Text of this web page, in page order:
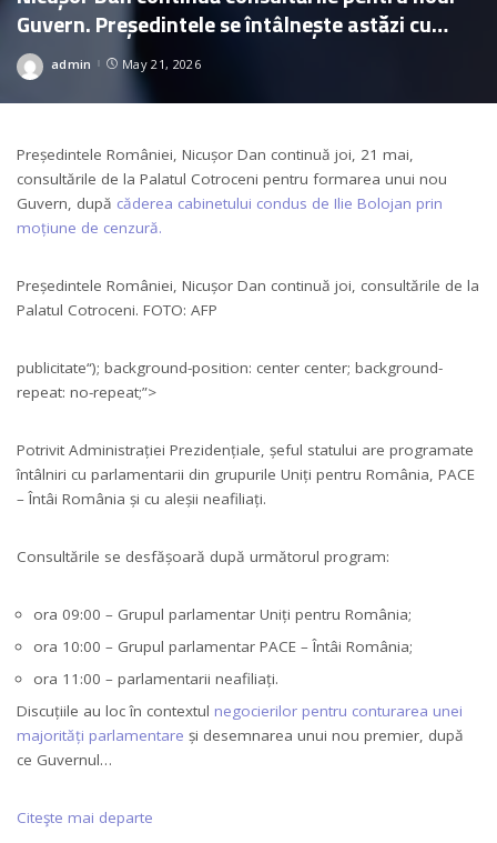
Guvern. Președintele se întâlnește astăzi cu
parlamentarii neafiliați și grupul PACE
Posted
admin May 21, 2026
Președintele României, Nicușor Dan continuă joi, 21 mai,
consultările de la Palatul Cotroceni pentru formarea unui nou
Guvern, după căderea cabinetului condus de Ilie Bolojan prin
moțiune de cenzură.
Președintele României, Nicușor Dan continuă joi, consultările de la
Palatul Cotroceni. FOTO: AFP
publicitate“); background-position: center center; background-
repeat: no-repeat;”>
Potrivit Administrației Prezidențiale, șeful statului are programate
întâlniri cu parlamentarii din grupurile Uniți pentru România, PACE
– Întâi România și cu aleșii neafiliați.
Consultările se desfășoară după următorul program:
ora 09:00 – Grupul parlamentar Uniți pentru România;
ora 10:00 – Grupul parlamentar PACE – Întâi România;
ora 11:00 – parlamentarii neafiliați.
Discuțiile au loc în contextul negocierilor pentru conturarea unei
majorități parlamentare și desemnarea unui nou premier, după
ce Guvernul…
Citeşte mai departe